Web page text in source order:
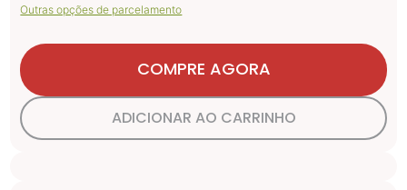
Outras opções de parcelamento
COMPRE AGORA
ADICIONAR AO CARRINHO